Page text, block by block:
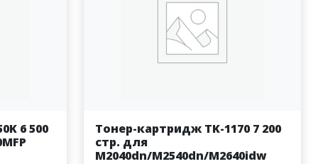
6 500
Тонер-картридж TK-1170 7 200
стр. для
M2040dn/M2540dn/M2640idw